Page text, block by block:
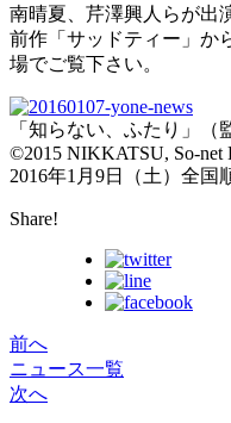
南晴夏、芹澤興人らが出
前作「サッドティー」か
場でご覧下さい。
「知らない、ふたり」（
©2015 NIKKATSU, So-net
2016年1月9日（土）全国
Share!
前へ
ニュース一覧
次へ